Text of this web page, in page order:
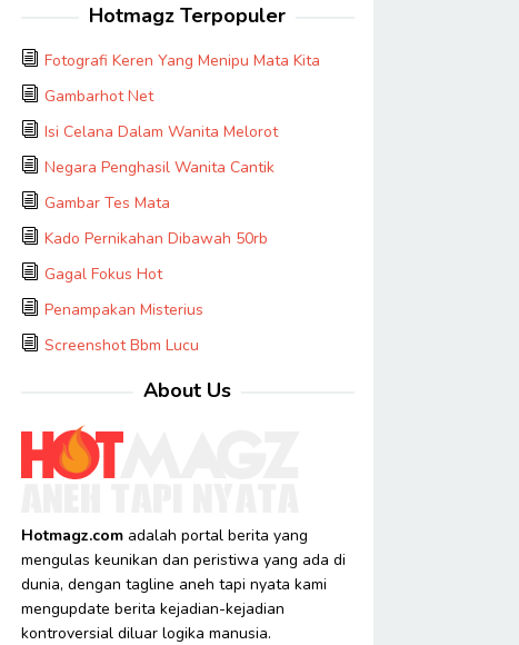
Hotmagz Terpopuler
Fotografi Keren Yang Menipu Mata Kita
Gambarhot Net
Isi Celana Dalam Wanita Melorot
Negara Penghasil Wanita Cantik
Gambar Tes Mata
Kado Pernikahan Dibawah 50rb
Gagal Fokus Hot
Penampakan Misterius
Screenshot Bbm Lucu
About Us
Hotmagz.comadalah portal berita yang
mengulas keunikan dan peristiwa yang ada di
dunia, dengan tagline aneh tapi nyata kami
mengupdate berita kejadian-kejadian
kontroversial diluar logika manusia.